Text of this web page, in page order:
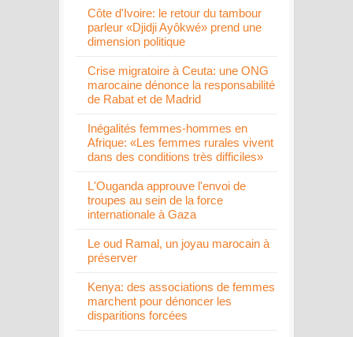
Côte d'Ivoire: le retour du tambour
parleur «Djidji Ayôkwé» prend une
dimension politique
Crise migratoire à Ceuta: une ONG
marocaine dénonce la responsabilité
de Rabat et de Madrid
Inégalités femmes-hommes en
Afrique: «Les femmes rurales vivent
dans des conditions très difficiles»
L'Ouganda approuve l'envoi de
troupes au sein de la force
internationale à Gaza
Le oud Ramal, un joyau marocain à
préserver
Kenya: des associations de femmes
marchent pour dénoncer les
disparitions forcées